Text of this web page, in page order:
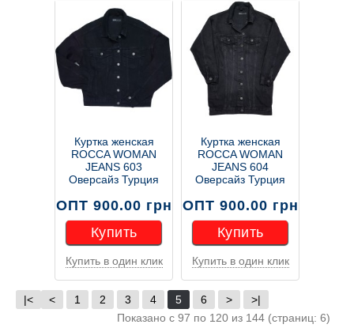
Куртка женская
ROCCA WOMAN
JEANS 603
Оверсайз Турция
ОПТ 900.00 грн
Купить
Купить
Купить в один клик
Куртка женская
ROCCA WOMAN
JEANS 604
Оверсайз Турция
ОПТ 900.00 грн
Купить
Купить
Купить в один клик
|< < 1 2 3 4 5 6 >
>|
Показано с 97 по 120 из 144 (страниц: 6)